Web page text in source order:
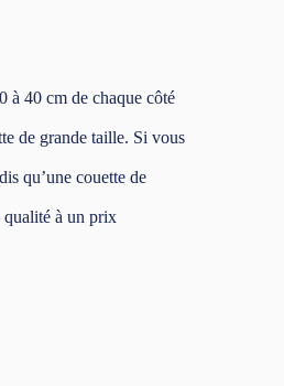
à 40 cm de chaque côté
de grande taille. Si vous
qu’une couette de
qualité à un prix